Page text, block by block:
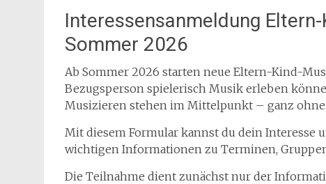
Interessensanmeldung
Sommer 2026
Ab Sommer 2026 starten neue Eltern-Kind-
Bezugsperson spielerisch Musik erleben
Musizieren stehen im Mittelpunkt – ganz
Mit diesem Formular kannst du dein Interesse
wichtigen Informationen zu Terminen,
Die Teilnahme dient zunächst nur der